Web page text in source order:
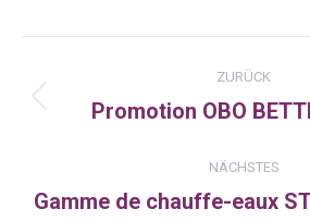
ZURÜCK
Promotion OBO
NÄCHSTES
Nächster
Gamme de chauffe-eaux